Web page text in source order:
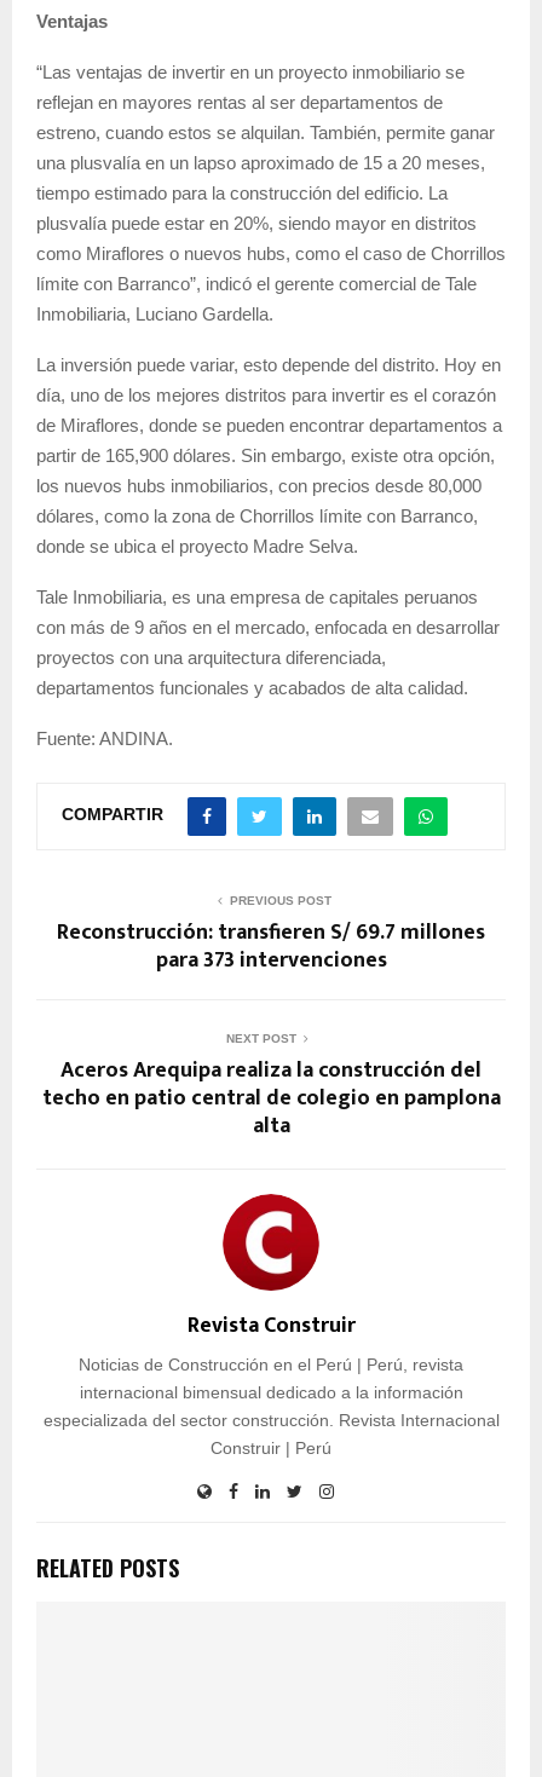
Ventajas
“Las ventajas de invertir en un proyecto inmobiliario se
reflejan en mayores rentas al ser departamentos de
estreno, cuando estos se alquilan. También, permite ganar
una plusvalía en un lapso aproximado de 15 a 20 meses,
tiempo estimado para la construcción del edificio. La
plusvalía puede estar en 20%, siendo mayor en distritos
como Miraflores o nuevos hubs, como el caso de Chorrillos
límite con Barranco”, indicó el gerente comercial de Tale
Inmobiliaria, Luciano Gardella.
La inversión puede variar, esto depende del distrito. Hoy en
día, uno de los mejores distritos para invertir es el corazón
de Miraflores, donde se pueden encontrar departamentos a
partir de 165,900 dólares. Sin embargo, existe otra opción,
los nuevos hubs inmobiliarios, con precios desde 80,000
dólares, como la zona de Chorrillos límite con Barranco,
donde se ubica el proyecto Madre Selva.
Tale Inmobiliaria, es una empresa de capitales peruanos
con más de 9 años en el mercado, enfocada en desarrollar
proyectos con una arquitectura diferenciada,
departamentos funcionales y acabados de alta calidad.
Fuente: ANDINA.
COMPARTIR
PREVIOUS POST
Reconstrucción: transfieren S/ 69.7 millones
para 373 intervenciones
NEXT POST
Aceros Arequipa realiza la construcción del
techo en patio central de colegio en pamplona
alta
Revista Construir
Noticias de Construcción en el Perú | Perú, revista
internacional bimensual dedicado a la información
especializada del sector construcción. Revista Internacional
Construir | Perú
RELATED POSTS